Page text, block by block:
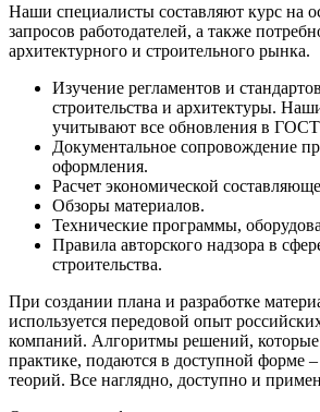
Наши специалисты составляют курс на
запросов работодателей, а также
архитектурного и строительного рынка.
Изучение регламентов и
строительства и архитектуры.
учитывают все обновления в
Документальное сопровождение
оформления.
Расчет экономической
Обзоры материалов.
Технические программы,
Правила авторского надзора в
строительства.
При создании плана и разработке
используется передовой опыт
компаний. Алгоритмы решений, которые
практике, подаются в доступной форме
теорий. Все наглядно, доступно и